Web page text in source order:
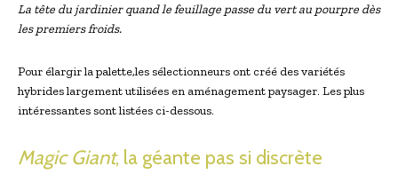
La tête⁤ du‌ jardinier quand le ⁢feuillage passe du vert au pourpre dès
les premiers froids.
Pour élargir la palette,les sélectionneurs ont créé des variétés
hybrides largement utilisées ⁤en aménagement paysager. Les plus
intéressantes sont listées ci-dessous.
Magic Giant, la géante pas si discrète